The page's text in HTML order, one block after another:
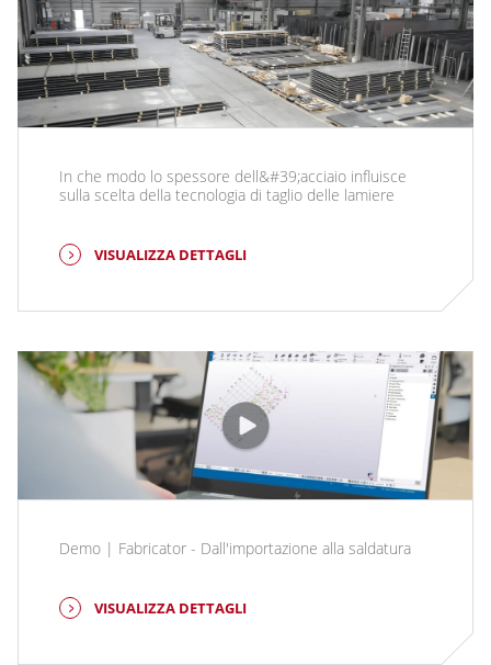
In che modo lo spessore dell&#39;acciaio influisce
sulla scelta della tecnologia di taglio delle lamiere
VISUALIZZA DETTAGLI
Demo | Fabricator - Dall'importazione alla saldatura
VISUALIZZA DETTAGLI